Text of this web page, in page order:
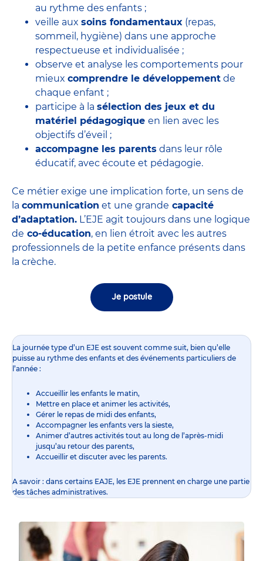
au rythme des enfants ;
veille aux soins fondamentaux (repas,
sommeil, hygiène) dans une approche
respectueuse et individualisée ;
observe et analyse les comportements pour
mieux comprendre le développement de
chaque enfant ;
participe à la sélection des jeux et du
matériel pédagogique en lien avec les
objectifs d’éveil ;
accompagne les parents dans leur rôle
éducatif, avec écoute et pédagogie.
Ce métier exige une implication forte, un sens de
la communication et une grande capacité
d’adaptation. L’EJE agit toujours dans une logique
de co-éducation, en lien étroit avec les autres
professionnels de la petite enfance présents dans
la crèche.
Je postule
La journée type d’un EJE est souvent comme suit, bien qu’elle
puisse au rythme des enfants et des événements particuliers de
l’année :
Accueillir les enfants le matin,
Mettre en place et animer les activités,
Gérer le repas de midi des enfants,
Accompagner les enfants vers la sieste,
Animer d’autres activités tout au long de l’après-midi
jusqu’au retour des parents,
Accueillir et discuter avec les parents.
A savoir : dans certains EAJE, les EJE prennent en charge une partie
des tâches administratives.